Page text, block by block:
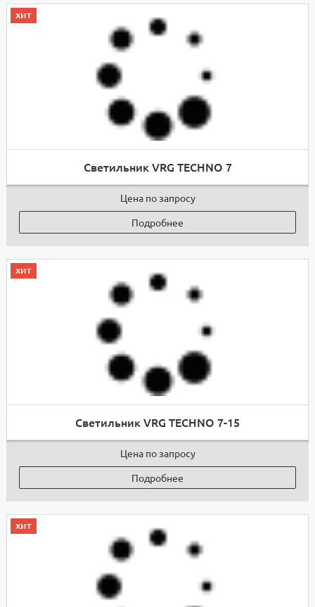
хит
Светильник VRG TECHNO 7
Цена по запросу
Подробнее
хит
Светильник VRG TECHNO 7-15
Цена по запросу
Подробнее
хит